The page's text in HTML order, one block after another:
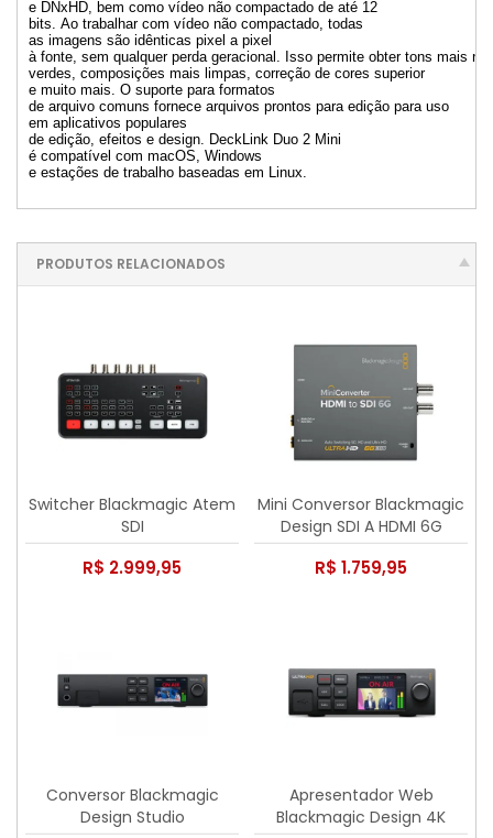
e DNxHD, bem como vídeo não compactado de até 12
bits. Ao trabalhar com vídeo não compactado, todas
as imagens são idênticas pixel a pixel
à fonte, sem qualquer perda geracional. Isso permite obter tons mais
verdes, composições mais limpas, correção de cores superior
e muito mais. O suporte para formatos
de arquivo comuns fornece arquivos prontos para edição para uso
em aplicativos populares
de edição, efeitos e design. DeckLink Duo 2 Mini
é compatível com macOS, Windows
e estações de trabalho baseadas em Linux.
PRODUTOS RELACIONADOS
Switcher Blackmagic Atem
SDI
R$ 2.999,95
Mini Conversor Blackmagic
Design SDI A HDMI 6G
R$ 1.759,95
Conversor Blackmagic
Design Studio
Apresentador Web
Blackmagic Design 4K